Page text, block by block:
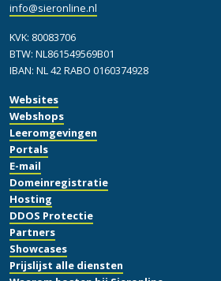
Websites
Webshops
Leeromgevingen
Portals
E-mail
Domeinregistratie
Hosting
DDOS Protectie
Partners
Showcases
Prijslijst alle diensten
info@sieronline.nl
KVK: 80083706
BTW: NL861549569B01
IBAN: NL 42 RABO 0160374928